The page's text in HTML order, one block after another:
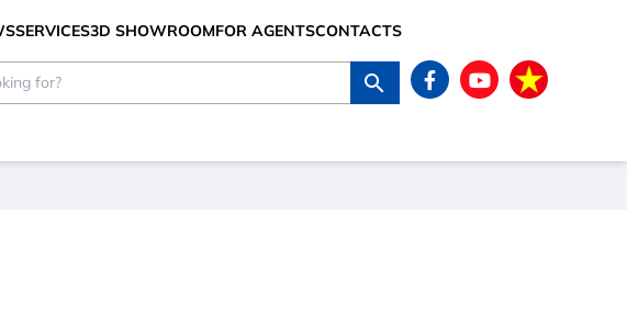
SERVICES3D SHOWROOMFOR AGENTSCONTACTS